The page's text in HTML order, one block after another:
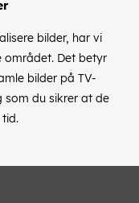
bilder, har vi
Det betyr
bilder på TV-
som du sikrer at de